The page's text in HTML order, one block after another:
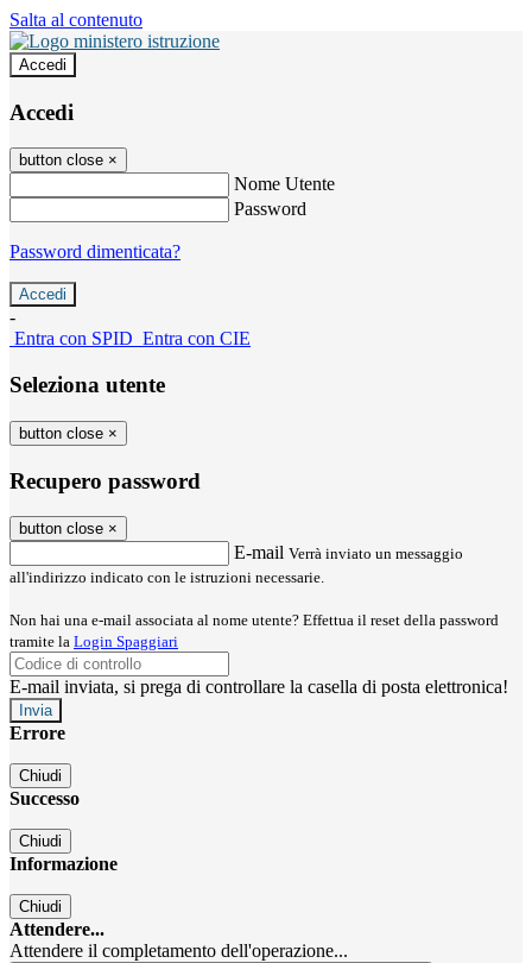
Salta al contenuto
Accedi
Accedi
button close ×
Nome Utente
Password
Password dimenticata?
-
Entra con SPID Entra con CIE
Seleziona utente
button close ×
Recupero password
button close ×
E-mail Verrà inviato un messaggio
all'indirizzo indicato con le istruzioni necessarie.
Non hai una e-mail associata al nome utente? Effettua il reset della password
tramite la Login Spaggiari
E-mail inviata, si prega di controllare la casella di posta elettronica!
Errore
Chiudi
Successo
Chiudi
Informazione
Chiudi
Attendere...
Attendere il completamento dell'operazione...